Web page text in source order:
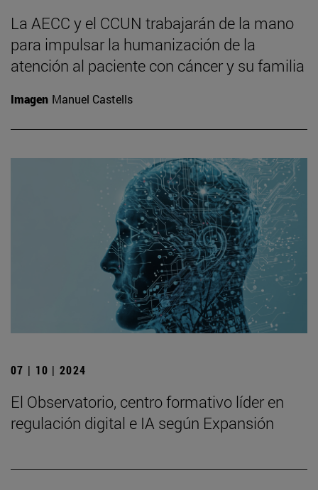
La AECC y el CCUN trabajarán de la mano
para impulsar la humanización de la
atención al paciente con cáncer y su familia
Imagen Manuel Castells
07 | 10 | 2024
El Observatorio, centro formativo líder en
regulación digital e IA según Expansión